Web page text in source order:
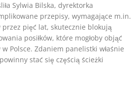
Sylwia Bilska, dyrektorka
przepisy, wymagające m.in.
pięć lat, skutecznie blokują
posiłków, które mogłoby objąć
Polsce. Zdaniem panelistki właśnie
stać się częścią ścieżki